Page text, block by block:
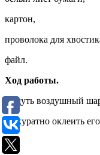
картон,
проволока для
файл.
Ход работы.
Надуть воздушный
Аккуратно оклеить